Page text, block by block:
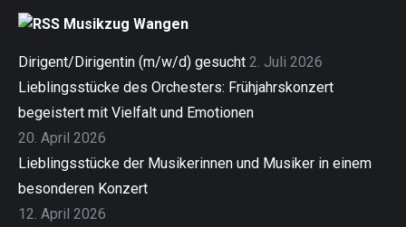
Musikzug Wangen
Dirigent/Dirigentin (m/w/d) gesucht 2. Juli 2026
Lieblingsstücke des Orchesters: Frühjahrskonzert
begeistert mit Vielfalt und Emotionen
20. April 2026
Lieblingsstücke der Musikerinnen und Musiker in einem
besonderen Konzert
12. April 2026